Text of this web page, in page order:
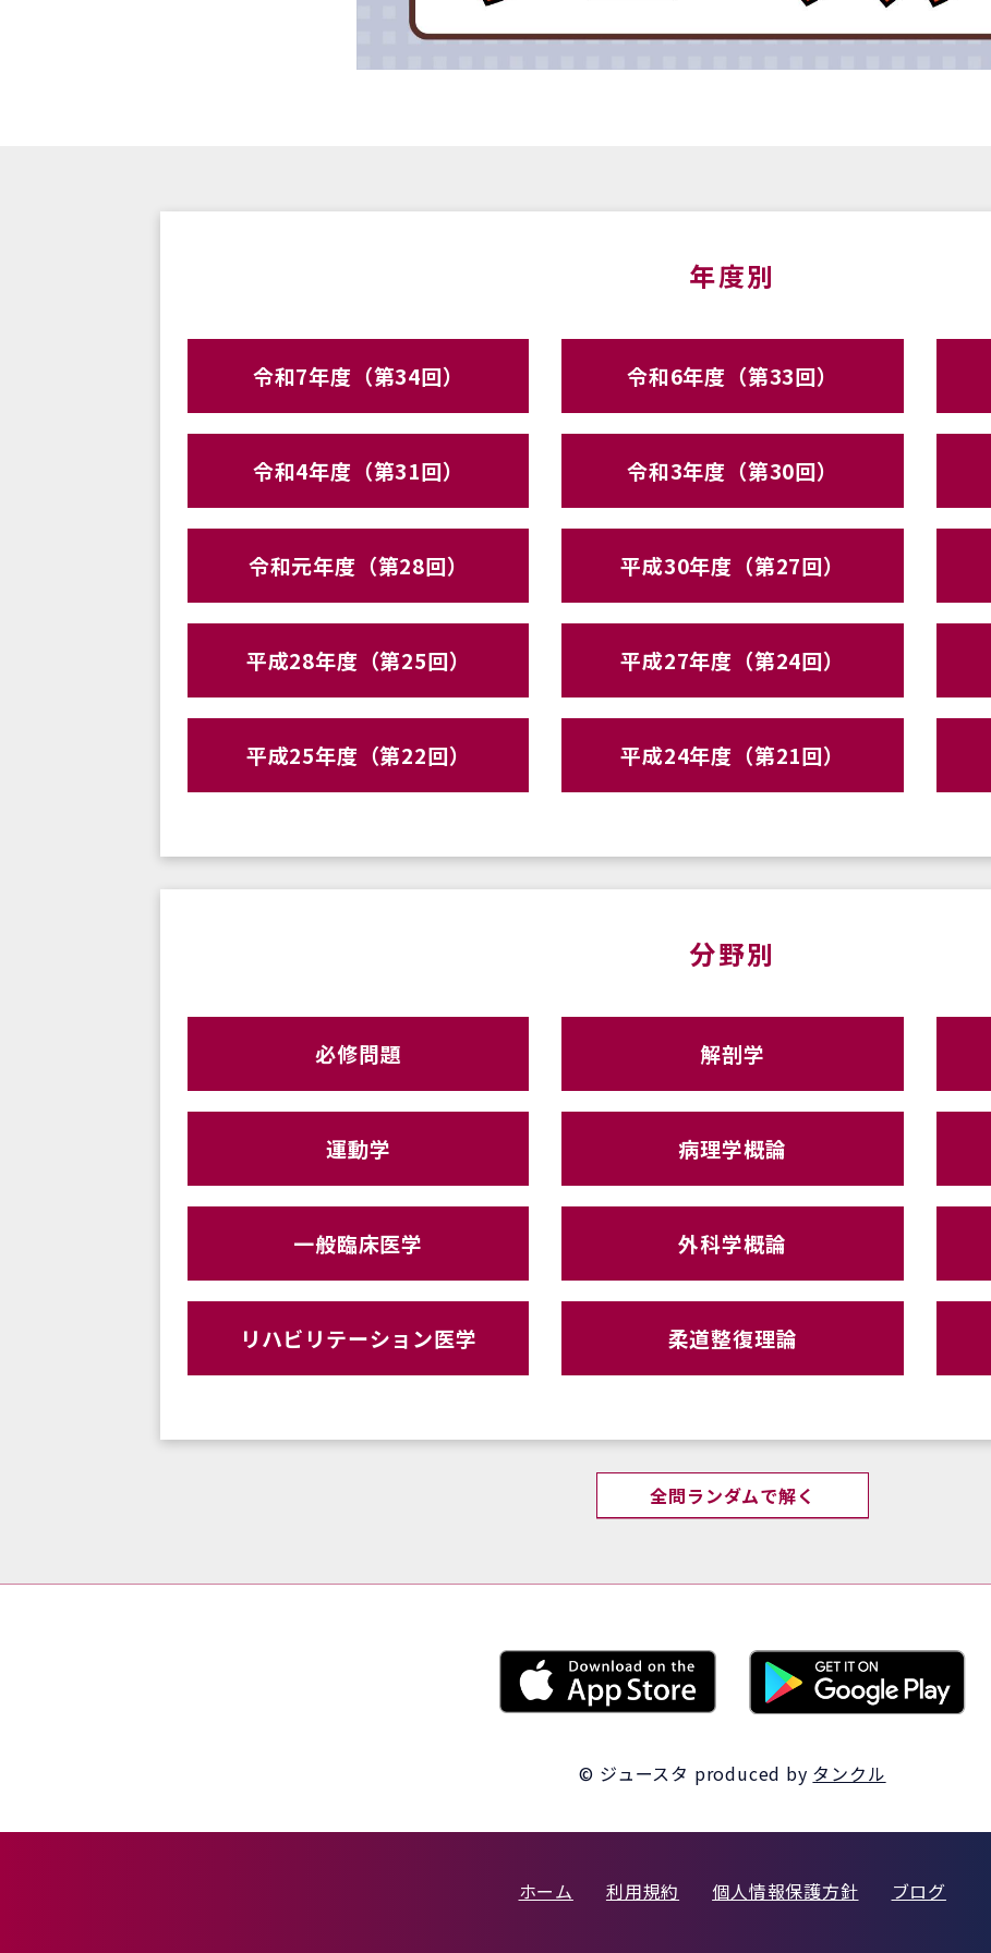
年度別
令和7年度（第34回） 令和6年度（第33回）
令和4年度（第31回） 令和3年度（第30回）
令和元年度（第28回） 平成30年度（第27回）
平成28年度（第25回） 平成27年度（第24回）
平成25年度（第22回） 平成24年度（第21回）
分野別
必修問題 解剖学
運動学 病理学概論
一般臨床医学 外科学概論
リハビリテーション医学 柔道整復理論
全問ランダムで解く
© ジュースタ produced by タンクル
ホーム 利用規約 個人情報保護方針 ブログ